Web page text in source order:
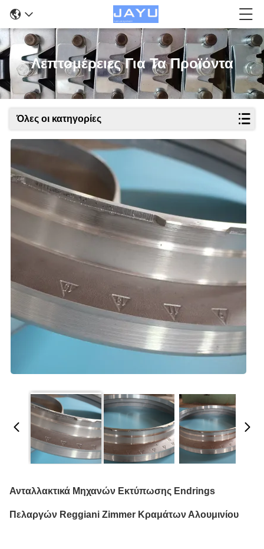
Λεπτομέρειες Για Τα Προϊόντα
Όλες οι κατηγορίες
Ανταλλακτικά Μηχανών Εκτύπωσης Endrings
Πελαργών Reggiani Zimmer Κραμάτων Αλουμινίου